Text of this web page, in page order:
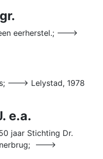
eerherstel.; --->
---> Lelystad, 1978
e.a.
jaar Stichting Dr.
--->